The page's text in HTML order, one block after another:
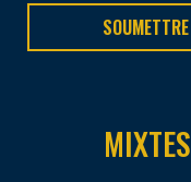
SOUMETTRE
MIXTES